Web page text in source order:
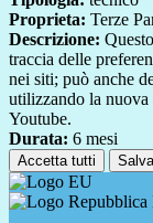
Proprieta: Terze
Descrizione:
traccia delle
nei siti; può anche
utilizzando la
Youtube.
Durata: 6 mesi
Accetta tutti